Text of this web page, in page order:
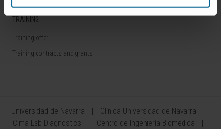
TRAINING
Training offer
Training contracts and grants
Universidad de Navarra
Clínica Universidad de Navarra
Cima Lab Diagnostics
Centro de Ingeniería Biomédica